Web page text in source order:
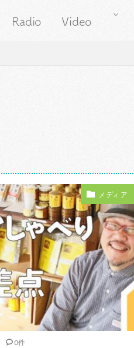
Radio Video
メディア
0件